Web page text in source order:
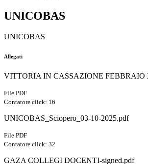
UNICOBAS
UNICOBAS
Allegati
VITTORIA IN CASSAZIONE FEBBRAIO
File PDF
Contatore click: 16
UNICOBAS_Sciopero_03-10-2025.pdf
File PDF
Contatore click: 32
GAZA COLLEGI DOCENTI-signed.pdf